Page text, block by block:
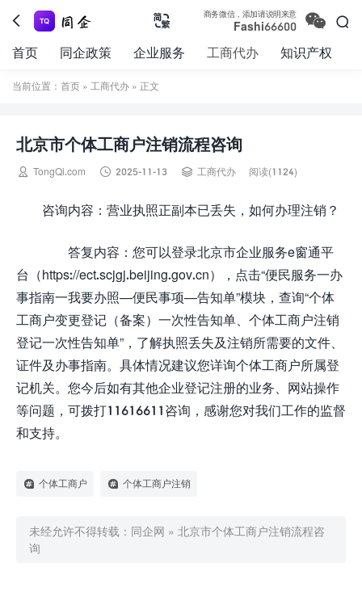
 
商务微信，添加请说明来意
Fashi66600 

首页 同企政策 企业服务 工商代办 知识产权
当前位置： 首页 » 工商代办 » 正文
北京市个体工商户注销流程咨询
 TongQi.com  2025-11-13  工商代办 阅读(1124)
咨询内容：营业执照正副本已丢失，如何办理注销？
答复内容：您可以登录北京市企业服务e窗通平
台（https://ect.scjgj.beijing.gov.cn），点击“便民服务一办
事指南一我要办照—便民事项—告知单”模块，查询“个体
工商户变更登记（备案）一次性告知单、个体工商户注销
登记一次性告知单”，了解执照丢失及注销所需要的文件、
证件及办事指南。具体情况建议您详询个体工商户所属登
记机关。您今后如有其他企业登记注册的业务、网站操作
等问题，可拨打11616611咨询，感谢您对我们工作的监督
和支持。
个体工商户 个体工商户注销
未经允许不得转载： 同企网 » 北京市个体工商户注销流程咨
询